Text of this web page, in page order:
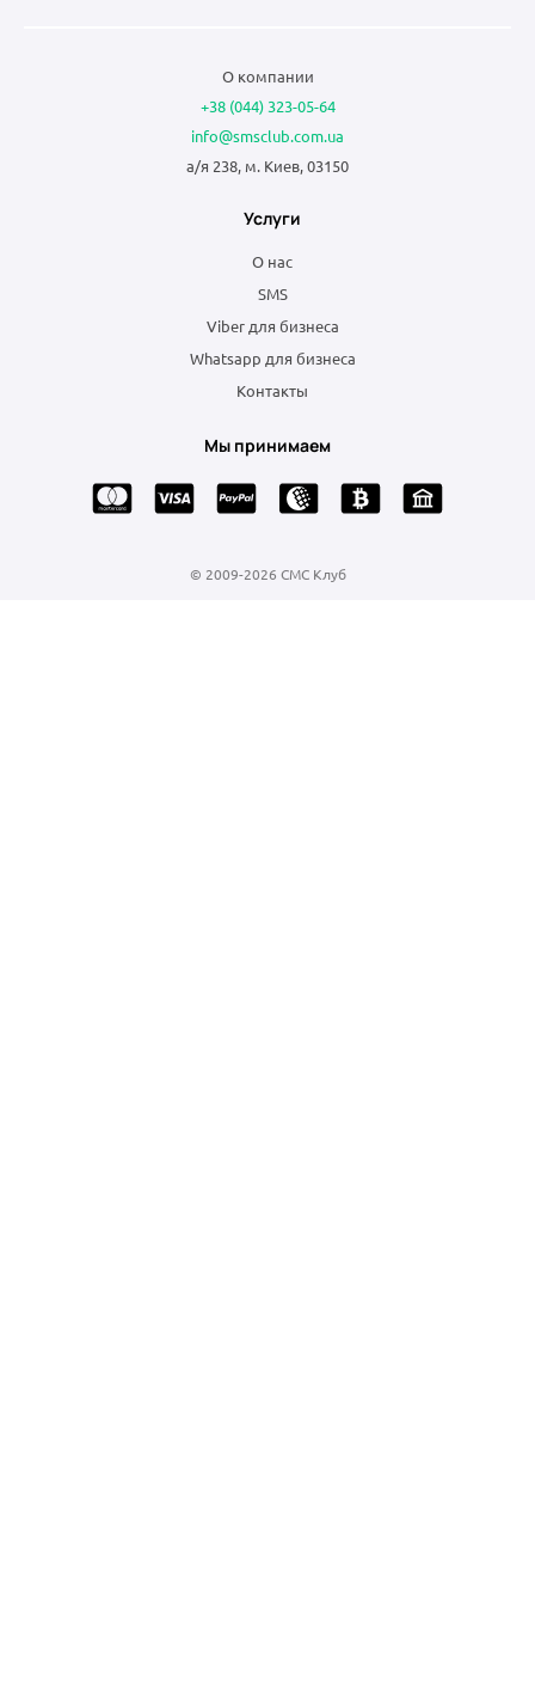
О компании
+38 (044) 323-05-64
info@smsclub.com.ua
а/я 238, м. Киев, 03150
Услуги
О нас
SMS
Viber для бизнеса
Whatsapp для бизнеса
Контакты
Мы принимаем
© 2009-2026 СМС Клуб